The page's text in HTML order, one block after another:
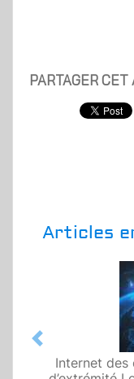
PARTAGER
Articles
Internet
Previous